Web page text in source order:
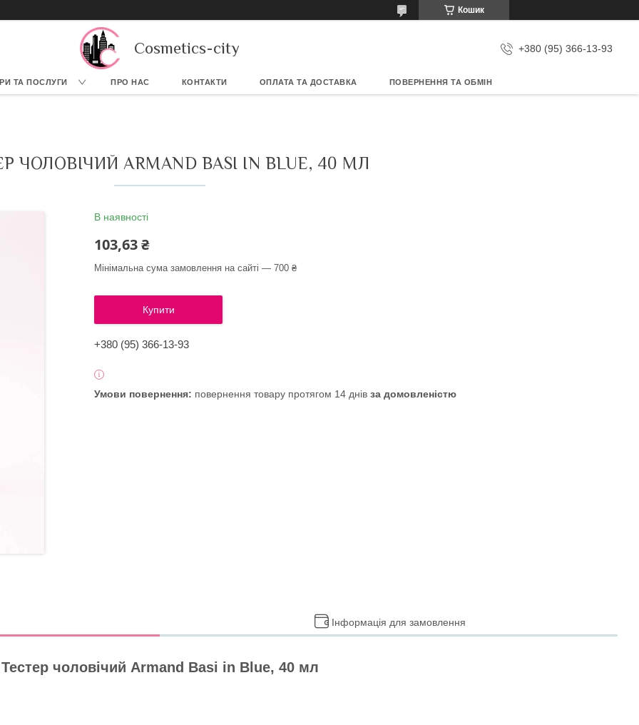
Кошик
Cosmetics-city +380 (95) 366-13-93
ТА ПОСЛУГИ ПРО НАС КОНТАКТИ ОПЛАТА ТА ДОСТАВКА ПОВЕРНЕННЯ ТА ОБМІН
ЧОЛОВІЧИЙ ARMAND BASI IN BLUE, 40 МЛ
В наявності
103,63 ₴
Мінімальна сума замовлення на сайті — 700 ₴
Купити
+380 (95) 366-13-93
повернення товару протягом 14 днів за домовленістю
Інформація для замовлення
Тестер чоловічий Armand Basi in Blue, 40 мл